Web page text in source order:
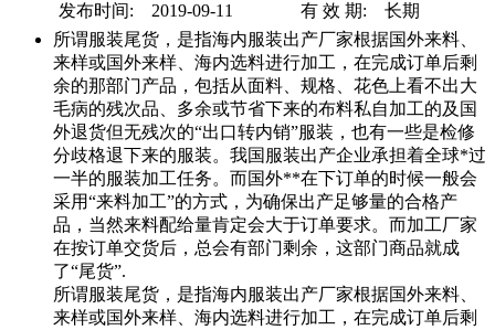
发布时间: 2019-09-11
有 效 期: 长期
所谓服装尾货，是指海内服装出产厂家根据国外来料、
来样或国外来样、海内选料进行加工，在完成订单后剩
余的那部门产品，包括从面料、规格、花色上看不出大
毛病的残次品、多余或节省下来的布料私自加工的及国
外退货但无残次的“出口转内销”服装，也有一些是检修
分歧格退下来的服装。我国服装出产企业承担着全球*过
一半的服装加工任务。而国外**在下订单的时候一般会
采用“来料加工”的方式，为确保出产足够量的合格产
品，当然来料配给量肯定会大于订单要求。而加工厂家
在按订单交货后，总会有部门剩余，这部门商品就成
了“尾货”.
所谓服装尾货，是指海内服装出产厂家根据国外来料、
来样或国外来样、海内选料进行加工，在完成订单后剩